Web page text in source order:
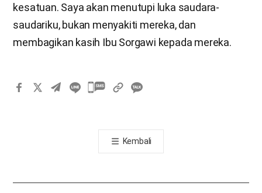
kesatuan. Saya akan menutupi luka saudara-
saudariku, bukan menyakiti mereka, dan
membagikan kasih Ibu Sorgawi kepada mereka.
카
톡
공
기
Kembali